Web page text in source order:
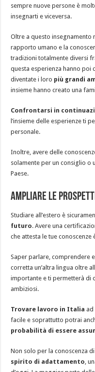
sempre nuove persone è
insegnarti e viceversa.
Oltre a questo insegnamento
rapporto umano e la
tradizioni totalmente diversi
questa esperienza hanno poi
diventate i loro più grandi
insieme hanno creato una
Confrontarsi in
l’insieme delle esperienze ti
personale.
Inoltre, avere delle
solamente per un consiglio o
Paese.
Ampliare le
Studiare all’estero è
futuro. Avere una
che attesta le tue
Saper parlare, comprendere
corretta un’altra lingua oltre
importante e ti permetterà di
ambiziosi.
Trovare lavoro in Italia ad
facile e soprattutto potrai
probabilità di essere
Non solo per la conoscenza
spirito di adattamento ,